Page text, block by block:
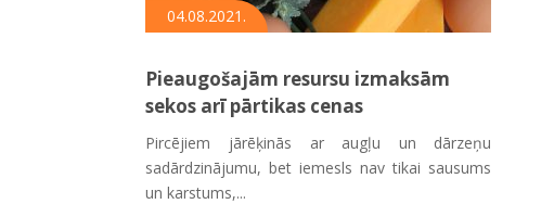
04.08.2021.
Pieaugošajām resursu izmaksām
sekos arī pārtikas cenas
Pircējiem jārēķinās ar augļu un dārzeņu
sadārdzinājumu, bet iemesls nav tikai sausums
un karstums,...